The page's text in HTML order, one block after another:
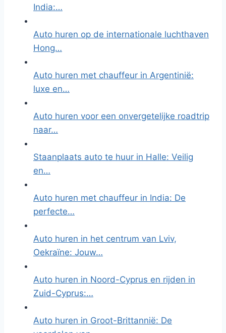
India:…
Auto huren op de internationale luchthaven
Hong…
Auto huren met chauffeur in Argentinië:
luxe en…
Auto huren voor een onvergetelijke roadtrip
naar…
Staanplaats auto te huur in Halle: Veilig
en…
Auto huren met chauffeur in India: De
perfecte…
Auto huren in het centrum van Lviv,
Oekraïne: Jouw…
Auto huren in Noord-Cyprus en rijden in
Zuid-Cyprus:…
Auto huren in Groot-Brittannië: De